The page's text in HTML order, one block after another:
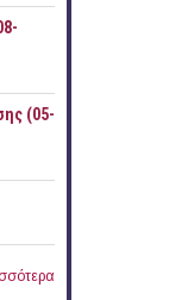
(05-